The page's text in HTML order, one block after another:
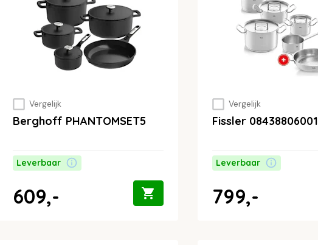
Vergelijk
Berghoff PHANTOMSET5
Leverbaar
609,-
Vergelijk
Fissler 08438806001
Leverbaar
799,-